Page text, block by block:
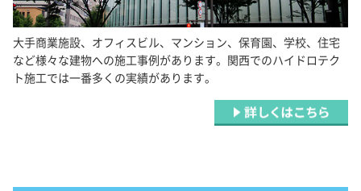
大手商業施設、オフィスビル、マンション、保育園、学校、住宅
など様々な建物への施工事例があります。関西でのハイドロテク
ト施工では一番多くの実績があります。